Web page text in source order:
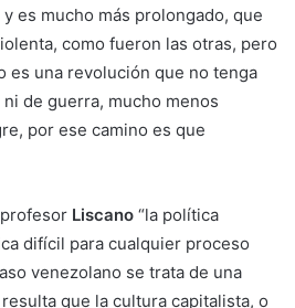
es mucho más prolongado, que
como fueron las otras, pero
es una revolución que no tenga
de guerra, mucho menos
por ese camino es que
Liscano “la política
difícil para cualquier proceso
venezolano se trata de una
que la cultura capitalista, o